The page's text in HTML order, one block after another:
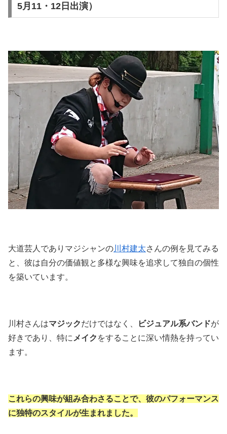
5月11・12日出演）
大道芸人でありマジシャンの川村建太さんの例を見てみる
と、彼は自分の価値観と多様な興味を追求して独自の個性
を築いています。
川村さんはマジックだけではなく、 ビジュアル系バンドが
好きであり、特に メイク をすることに深い情熱を持ってい
ます。
これらの興味が組み合わさることで、彼のパフォーマンス
に独特のスタイルが生まれました。